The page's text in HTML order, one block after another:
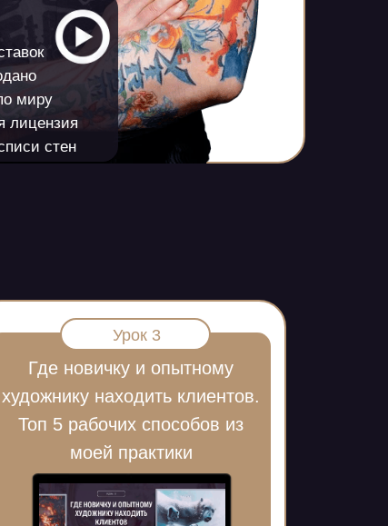
миру
лицензия
стен
Где новичку и опытному
художнику находить клиентов.
Топ 5 рабочих способов из
моей практики
Урок 3